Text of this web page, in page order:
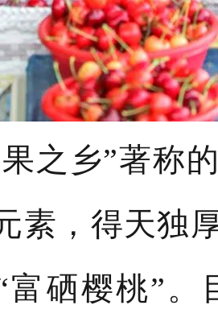
之乡”著称
素，得天独
富硒樱桃”。